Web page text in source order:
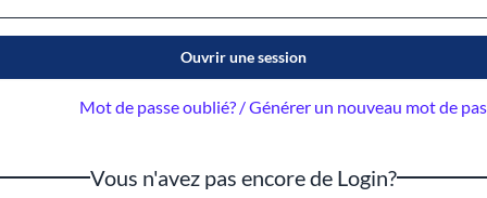
Ouvrir une session
Mot de passe oublié? / Générer un nouveau mot de
Vous n'avez pas encore de Login?